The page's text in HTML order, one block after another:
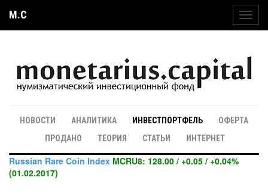
M.C
НОВОСТИ АНАЛИТИКА ИНВЕСТПОРТФЕЛЬ
ОФЕРТА
ПРОДАНО
ТЕОРИЯ СТАТЬИ ИНТЕРНЕТ
Russian Rare Coin Index MCRU8: 128.00 / +0.05 / +0.04%
(01.02.2017)